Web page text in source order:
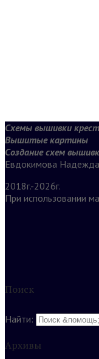
Схемы вышивки
Вышитые картины
Создание схем
Евдокимова Надежда
2018г.-2026г.
При использовании
Поиск
Найти:
Архивы